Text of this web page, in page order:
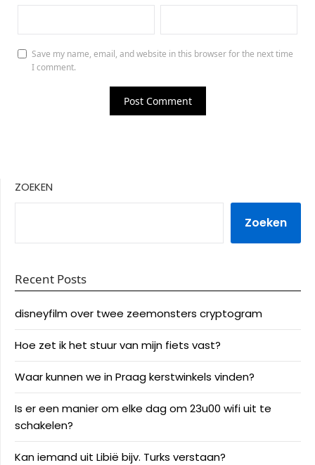
Save my name, email, and website in this browser for the next time
I comment.
ZOEKEN
Zoeken
Recent Posts
disneyfilm over twee zeemonsters cryptogram
Hoe zet ik het stuur van mijn fiets vast?
Waar kunnen we in Praag kerstwinkels vinden?
Is er een manier om elke dag om 23u00 wifi uit te
schakelen?
Kan iemand uit Libië bijv. Turks verstaan?